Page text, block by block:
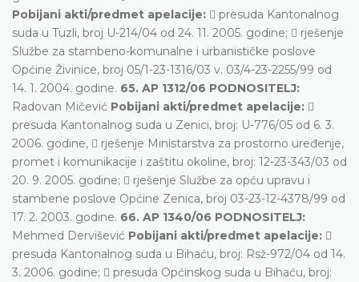
Pobijani akti/predmet apelacije:  presuda Kantonalnog
suda u Tuzli, broj U-214/04 od 24. 11. 2005. godine;  rješenje
Službe za stambeno-komunalne i urbanističke poslove
Općine Živinice, broj 05/1-23-1316/03 v. 03/4-23-2255/99 od
14. 1. 2004. godine. 65. AP 1312/06 PODNOSITELJ:
Radovan Mičević Pobijani akti/predmet apelacije: 
presuda Kantonalnog suda u Zenici, broj: U-776/05 od 6. 3.
2006. godine,  rješenje Ministarstva za prostorno uređenje,
promet i komunikacije i zaštitu okoline, broj: 12-23-343/03 od
20. 9. 2005. godine;  rješenje Službe za opću upravu i
stambene poslove Općine Zenica, broj 03-23-12-4378/99 od
17. 2. 2003. godine. 66. AP 1340/06 PODNOSITELJ:
Mehmed Dervišević Pobijani akti/predmet apelacije: 
presuda Kantonalnog suda u Bihaću, broj: Rsž-972/04 od 14.
3. 2006. godine;  presuda Općinskog suda u Bihaću, broj: